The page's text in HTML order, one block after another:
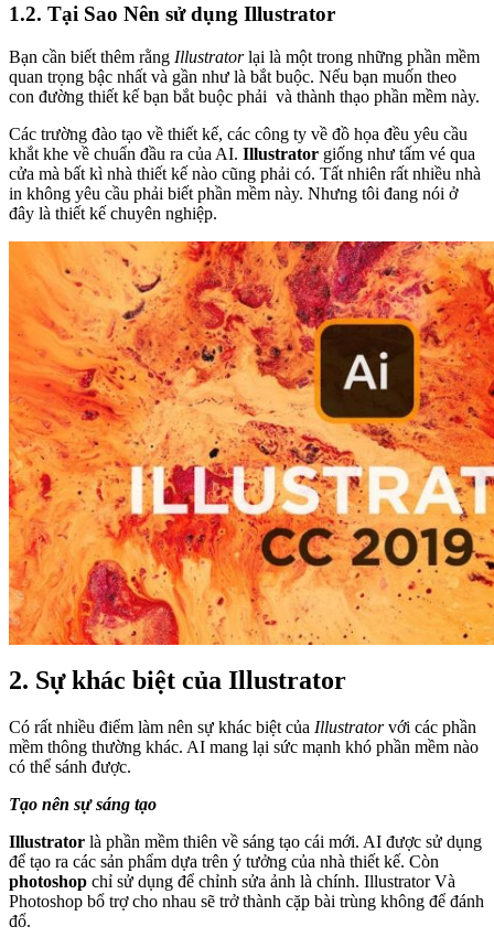
1.2. Tại Sao Nên sử dụng Illustrator
Bạn cần biết thêm rằng Illustratorlại là một trong những phần mềm
quan trọng bậc nhất và gần như là bắt buộc. Nếu bạn muốn theo
con đường thiết kế bạn bắt buộc phải và thành thạo phần mềm này.
Các trường đào tạo về thiết kế, các công ty về đồ họa đều yêu cầu
khắt khe về chuẩn đầu ra của AI. Illustrator giống như tấm vé qua
cửa mà bất kì nhà thiết kế nào cũng phải có. Tất nhiên rất nhiều nhà
in không yêu cầu phải biết phần mềm này. Nhưng tôi đang nói ở
đây là thiết kế chuyên nghiệp.
2. Sự khác biệt của Illustrator
Có rất nhiều điểm làm nên sự khác biệt của Illustratorvới các phần
mềm thông thường khác. AI mang lại sức mạnh khó phần mềm nào
có thể sánh được.
Tạo nên sự sáng tạo
Illustrator là phần mềm thiên về sáng tạo cái mới. AI được sử dụng
để tạo ra các sản phẩm dựa trên ý tưởng của nhà thiết kế. Còn
photoshop chỉ sử dụng để chỉnh sửa ảnh là chính. Illustrator Và
Photoshop bổ trợ cho nhau sẽ trở thành cặp bài trùng không để đánh
đổ.